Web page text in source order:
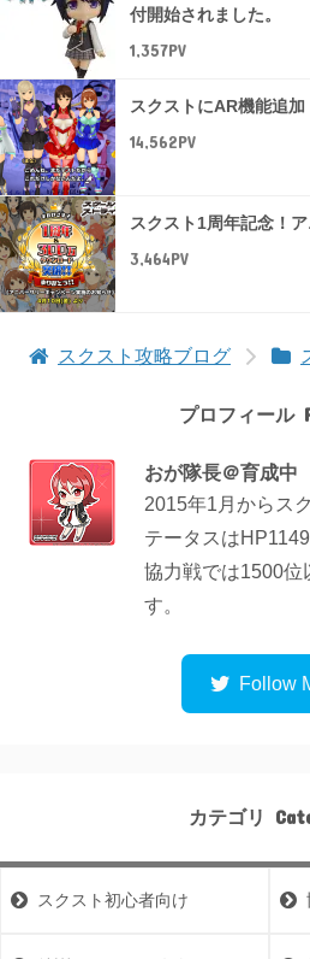
付開始されました。
1,357PV
スクストにAR機能追加
14,562PV
スクスト1周年記念！
3,464PV
スクスト攻略ブログ
プロフィール
おが隊長＠育成中
2015年1月からス
テータスは
協力戦では1500位
す。
カテゴリ
スクスト初心者向け